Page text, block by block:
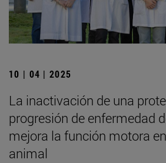
10 | 04 | 2025
La inactivación de una
progresión de enfermedad
mejora la función motora
animal